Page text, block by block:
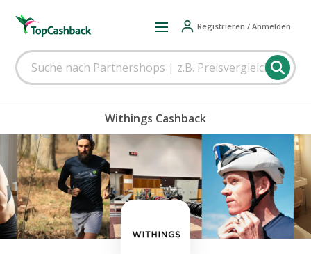
Registrieren / Anmelden
Withings Cashback